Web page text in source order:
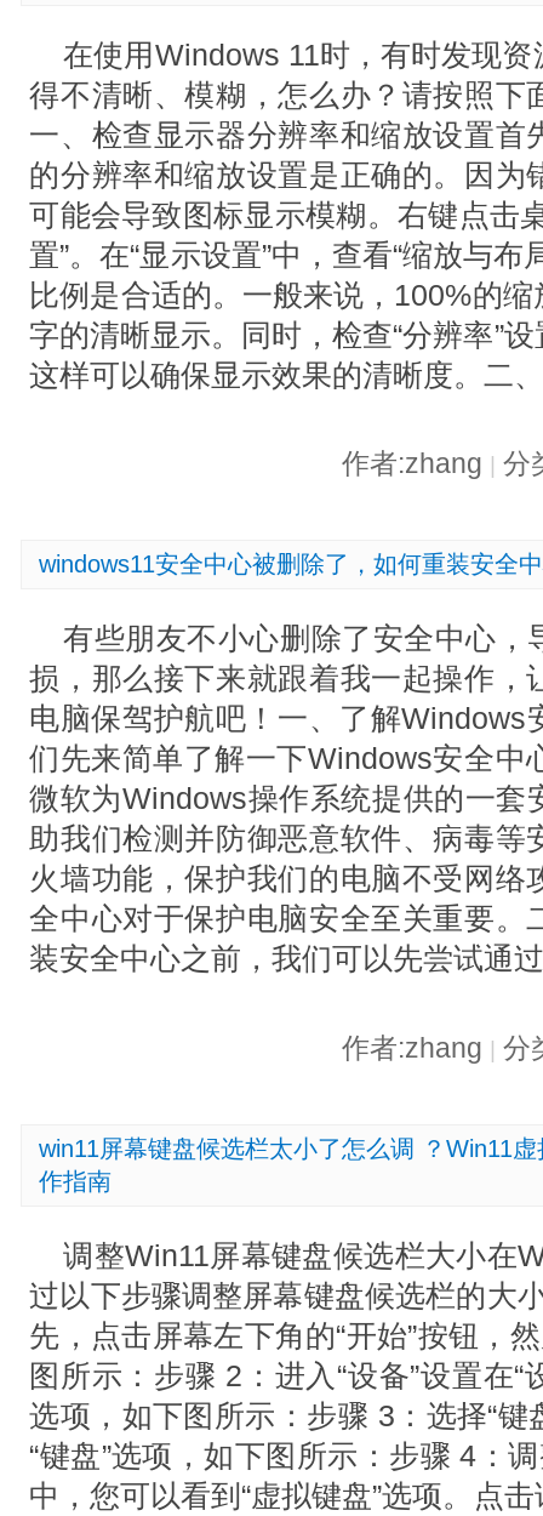
在使用Windows 11时，有时发现
得不清晰、模糊，怎么办？请按照下
一、检查显示器分辨率和缩放设置首
的分辨率和缩放设置是正确的。因为
可能会导致图标显示模糊。右键点击
置”。在“显示设置”中，查看“缩放与
比例是合适的。一般来说，100%的
字的清晰显示。同时，检查“分辨率”
这样可以确保显示效果的清晰度。二
作者:zhang 分
windows11安全中心被删除了，如何重装安全
有些朋友不小心删除了安全中心，
损，那么接下来就跟着我一起操作，
电脑保驾护航吧！一、了解Windows
们先来简单了解一下Windows安全中
微软为Windows操作系统提供的一套
助我们检测并防御恶意软件、病毒等
火墙功能，保护我们的电脑不受网络
全中心对于保护电脑安全至关重要。
装安全中心之前，我们可以先尝试通
作者:zhang | 分
win11屏幕键盘候选栏太小了怎么调 ？Win11
作指南
调整Win11屏幕键盘候选栏大小在
过以下步骤调整屏幕键盘候选栏的大
先，点击屏幕左下角的“开始”按钮，
图所示：步骤 2：进入“设备”设置在“
选项，如下图所示：步骤 3：选择“键
“键盘”选项，如下图所示：步骤 4：
中，您可以看到“虚拟键盘”选项。点